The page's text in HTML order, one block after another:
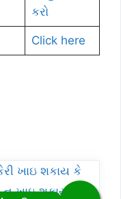
કરો
Click here
ખાઇ શકાય કે
ખાઇ શકાય ?